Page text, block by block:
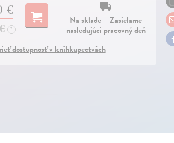
€
?
Na sklade – Zasielame
nasledujúci pracovný deň
dostupnosť v kníhkupectvách